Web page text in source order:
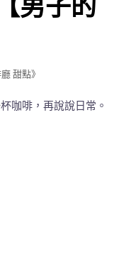
男子的
甜點》
咖啡，再說說日常。